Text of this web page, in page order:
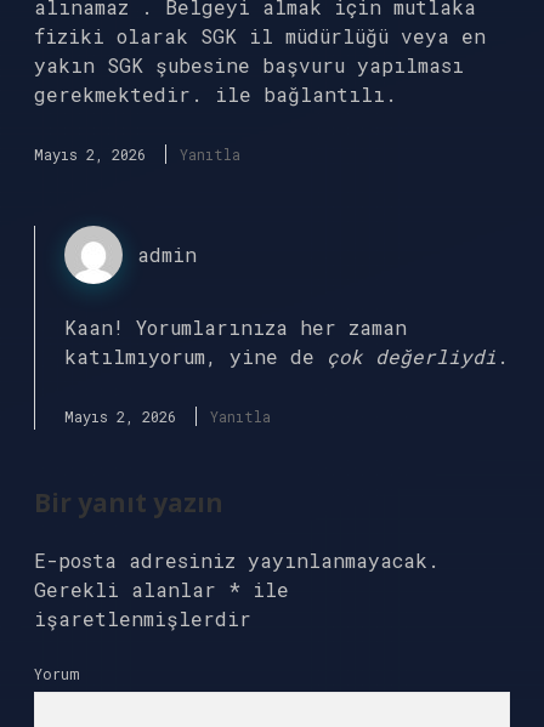
alınamaz . Belgeyi almak için mutlaka
fiziki olarak SGK il müdürlüğü veya en
yakın SGK şubesine başvuru yapılması
gerekmektedir. ile bağlantılı.
Mayıs 2, 2026 Yanıtla
admin
Kaan! Yorumlarınıza her zaman
katılmıyorum, yine de çok değerliydi .
Mayıs 2, 2026 Yanıtla
Bir yanıt yazın
E-posta adresiniz yayınlanmayacak.
Gerekli alanlar * ile
işaretlenmişlerdir
Yorum